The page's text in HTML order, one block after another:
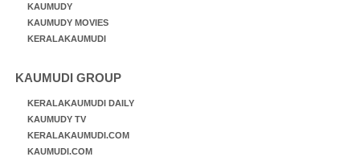
KAUMUDY
KAUMUDY MOVIES
KERALAKAUMUDI
KAUMUDI GROUP
KERALAKAUMUDI DAILY
KAUMUDY TV
KERALAKAUMUDI.COM
KAUMUDI.COM